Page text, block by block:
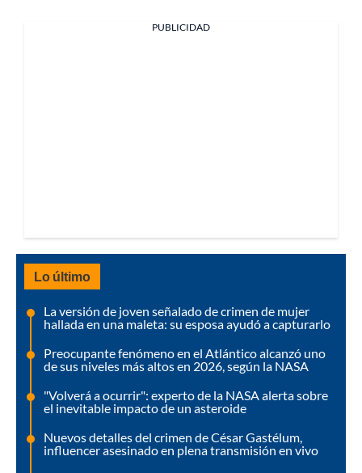
PUBLICIDAD
Lo último
La versión de joven señalado de crimen de mujer
hallada en una maleta: su esposa ayudó a capturarlo
Preocupante fenómeno en el Atlántico alcanzó uno
de sus niveles más altos en 2026, según la NASA
"Volverá a ocurrir": experto de la NASA alerta sobre
el inevitable impacto de un asteroide
Nuevos detalles del crimen de César Gastélum,
influencer asesinado en plena transmisión en vivo